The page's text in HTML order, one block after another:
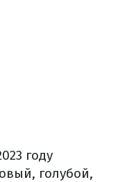
году
голубой,